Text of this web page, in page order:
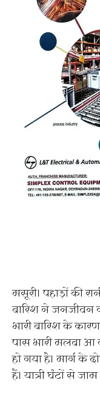
मसूरी। पहाड़ों की
बारिश ने जनजीवन
भारी बारिश के
पास भारी मलबा आ
हो गया है। मार्ग के
हैं। यात्री घंटों से